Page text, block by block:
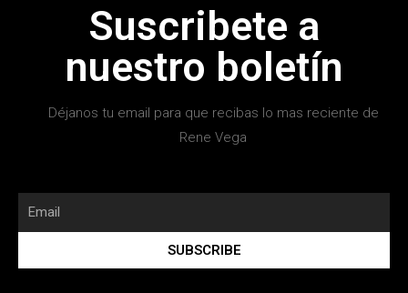
Suscribete a
nuestro boletín
Déjanos tu email para que recibas lo mas reciente de
Rene Vega
SUBSCRIBE